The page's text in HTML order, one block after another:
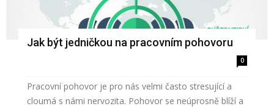
Jak být jedničkou na pracovním pohovoru
0
Pracovní pohovor je pro nás velmi často stresující a
cloumá s námi nervozita. Pohovor se neúprosně blíží a